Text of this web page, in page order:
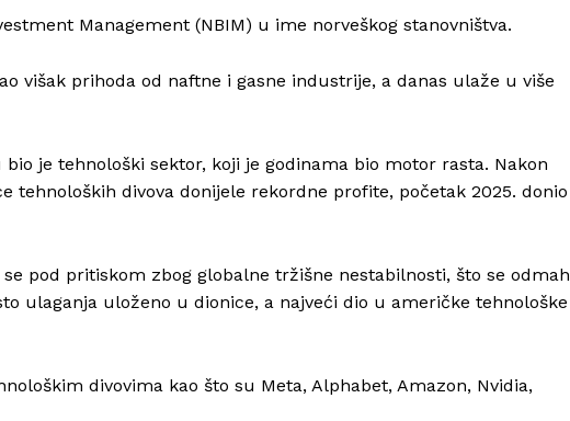
O nama
Kontakt
Management (NBIM) u ime norveškog stanovništva.
višak prihoda od naftne i gasne industrije, a danas ulaže u više
je tehnološki sektor, koji je godinama bio motor rasta. Nakon
tehnoloških divova donijele rekordne profite, početak 2025. donio
pod pritiskom zbog globalne tržišne nestabilnosti, što se odmah
ulaganja uloženo u dionice, a najveći dio u američke tehnološke
divovima kao što su Meta, Alphabet, Amazon, Nvidia,